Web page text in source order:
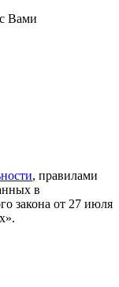
Вами
, правилами
в
закона от 27 июля